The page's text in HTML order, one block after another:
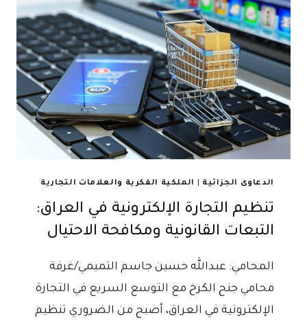
الدعاوى الجزائية الملكية الفكرية والعلامات التجارية
تنظيم التجارة الإلكترونية في العراق:
التبعات القانونية ومكافحة الاحتيال
المحامي: عبدالله حسين جاسم التميمي/غرفة
محامي جنح الكرخ مع التوسع السريع في التجارة
الإلكترونية في العراق، أصبح من الضروري تنظيم